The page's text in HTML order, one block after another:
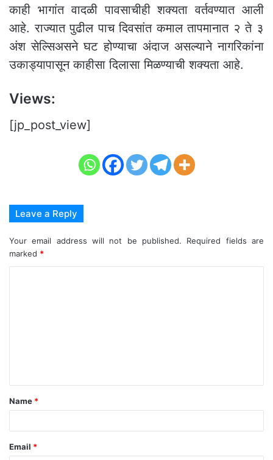
काही भागांत वादळी पावसाचीही शक्यता वर्तवण्यात आली
आहे. राज्यात पुढील पाच दिवसांत कमाल तापमानात २ ते ३
अंश सेल्सिअसने घट होण्याचा अंदाज असल्याने नागरिकांना
उकाड्यापासून काहीसा दिलासा मिळण्याची शक्यता आहे.
Views:
[jp_post_view]
Leave a Reply
Your email address will not be published.
Required fields are
marked *
t
*
Name *
Email *